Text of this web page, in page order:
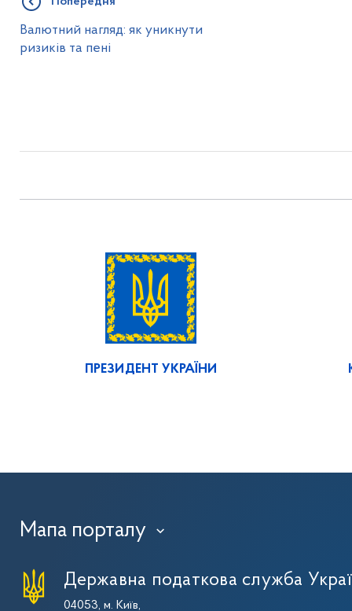
Валютний нагляд: як уникнути
ризиків та пені
ПРЕЗИДЕНТ УКРАЇНИ
Мапа порталу ›
Державна податкова служба
04053, м. Київ,